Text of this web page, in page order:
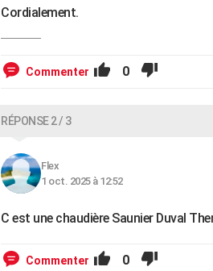
Cordialement.
Commenter 0
RÉPONSE 2 / 3
Flex
1 oct. 2025 à 12:52
C est une chaudière Saunier Duval
Commenter 0